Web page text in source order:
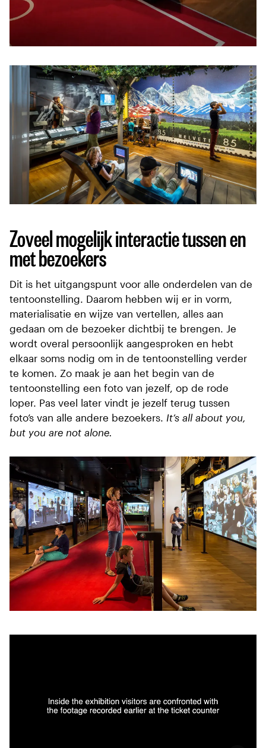
Zoveel mogelijk interactie tussen en
met bezoekers
Dit is het uitgangspunt voor alle onderdelen van de
tentoonstelling. Daarom hebben wij er in vorm,
materialisatie en wijze van vertellen, alles aan
gedaan om de bezoeker dichtbij te brengen. Je
wordt overal persoonlijk aangesproken en hebt
elkaar soms nodig om in de tentoonstelling verder
te komen. Zo maak je aan het begin van de
tentoonstelling een foto van jezelf, op de rode
loper. Pas veel later vindt je jezelf terug tussen
foto’s van alle andere bezoekers. It’s all about you,
but you are not alone.